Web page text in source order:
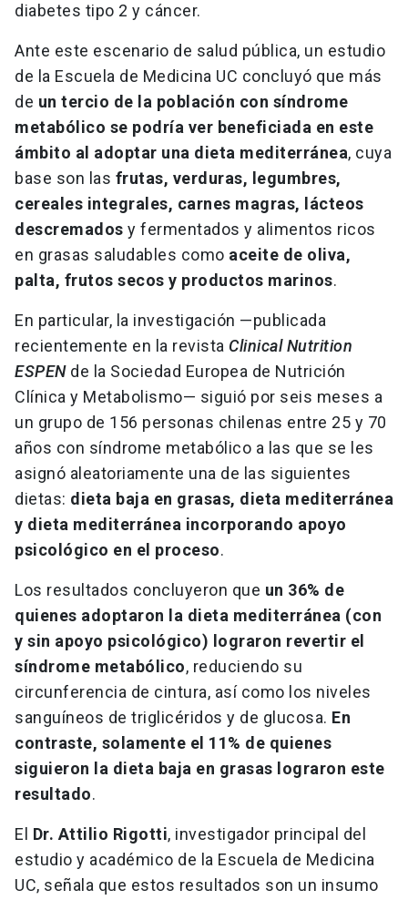
diabetes tipo 2 y cáncer.
Ante este escenario de salud pública, un estudio
de la Escuela de Medicina UC concluyó que más
de un tercio de la población con síndrome
metabólico se podría ver beneficiada en este
ámbito al adoptar una dieta mediterránea, cuya
base son las frutas, verduras, legumbres,
cereales integrales, carnes magras, lácteos
descremados y fermentados y alimentos ricos
en grasas saludables como aceite de oliva,
palta, frutos secos y productos marinos.
En particular, la investigación —publicada
recientemente en la revista Clinical Nutrition
ESPENde la Sociedad Europea de Nutrición
Clínica y Metabolismo— siguió por seis meses a
un grupo de 156 personas chilenas entre 25 y 70
años con síndrome metabólico a las que se les
asignó aleatoriamente una de las siguientes
dietas: dieta baja en grasas, dieta mediterránea
y dieta mediterránea incorporando apoyo
psicológico en el proceso.
Los resultados concluyeron que un 36% de
quienes adoptaron la dieta mediterránea (con
y sin apoyo psicológico) lograron revertir el
síndrome metabólico, reduciendo su
circunferencia de cintura, así como los niveles
sanguíneos de triglicéridos y de glucosa. En
contraste, solamente el 11% de quienes
siguieron la dieta baja en grasas lograron este
resultado.
El Dr. Attilio Rigotti, investigador principal del
estudio y académico de la Escuela de Medicina
UC, señala que estos resultados son un insumo